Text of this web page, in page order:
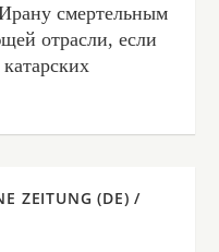
смертельным
отрасли, если
ZEITUNG (DE) /